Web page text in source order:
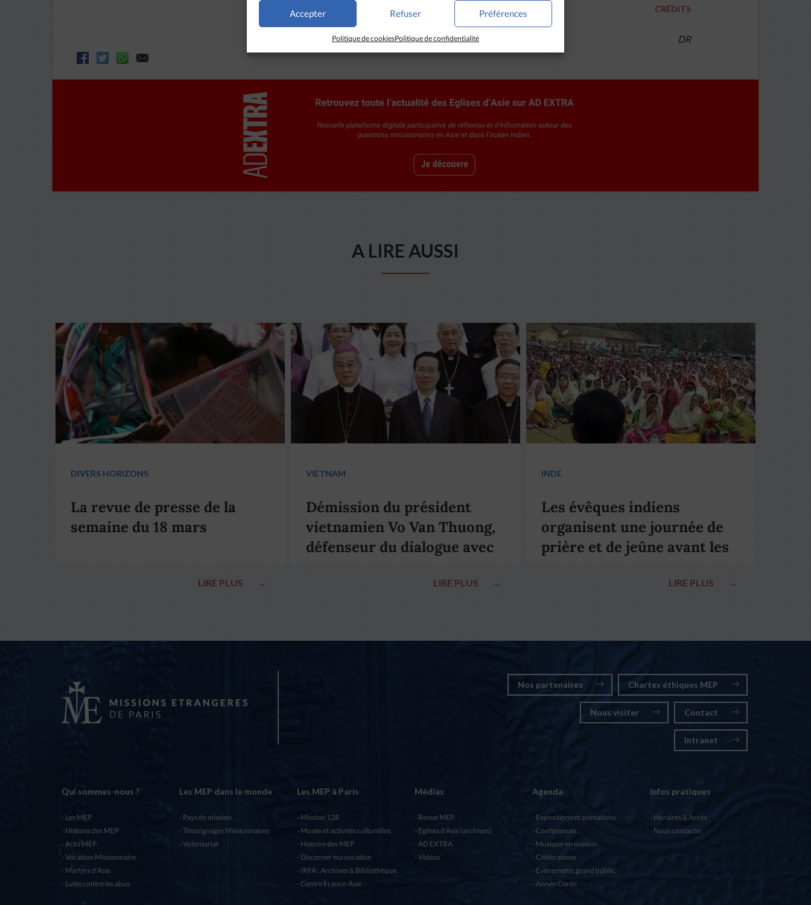
Accepter Refuser Préférences
Politique de cookiesPolitique de confidentialité
CRÉDITS
DR
A LIRE AUSSI
DIVERS HORIZONS
La revue de presse de la
semaine du 18 mars
LIRE PLUS →
VIETNAM
Démission du président
vietnamien Vo Van Thuong,
défenseur du dialogue avec
LIRE PLUS →
INDE
Les évêques indiens
organisent une journée de
prière et de jeûne avant les
LIRE PLUS →
Nos partenaires Chartes éthiques MEP
Nous visiter Contact
Intranet
Qui sommes-nous ?
Les MEP
Histoire des MEP
Actu MEP
Vocation Missionnaire
Martyrs d’Asie
Lutte contre les abus
Les MEP dans le monde
Pays de mission
Témoignages Missionnaires
Volontariat
Les MEP à Paris
Mission 128
Musée et activités culturelles
Histoire des MEP
Discerner ma vocation
IRFA : Archives & Bibliothèque
Centre France-Asie
Médias
Revue MEP
Eglises d’Asie (archives)
AD EXTRA
Vidéos
Agenda
Expositions et animations
Conférences
Musique en mission
Célébrations
Evénements grand public
Année Corée
Infos pratiques
Horaires & Accès
Nous contacter